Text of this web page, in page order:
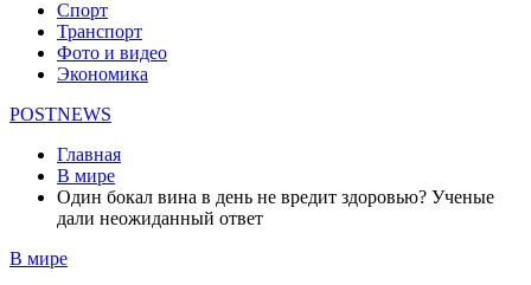
Спорт
Транспорт
Фото и видео
Экономика
POSTNEWS
Главная
В мире
Один бокал вина в день не вредит здоровью? Ученые
дали неожиданный ответ
В мире